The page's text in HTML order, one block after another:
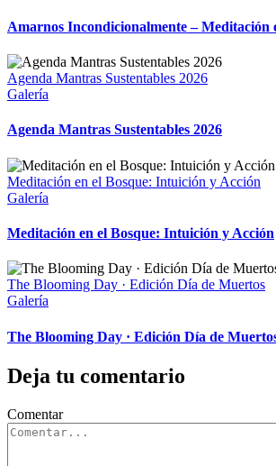
Amarnos Incondicionalmente – Meditación
Agenda Mantras Sustentables 2026
Galería
Agenda Mantras Sustentables 2026
Meditación en el Bosque: Intuición y Acción
Galería
Meditación en el Bosque: Intuición y Acción
The Blooming Day · Edición Día de Muertos
Galería
The Blooming Day · Edición Día de
Deja tu comentario
Comentar